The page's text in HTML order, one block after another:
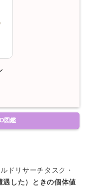
図鑑
ドリサーチタスク・
遇した）ときの個体値